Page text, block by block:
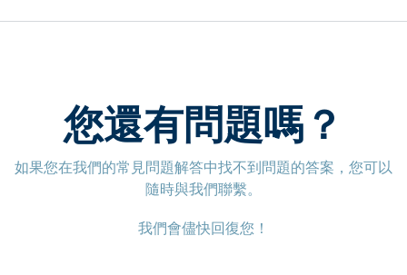
您還有問題嗎？
如果您在我們的常見問題解答中找不到問題的答案，您可以
隨時與我們聯繫。
我們會儘快回復您！